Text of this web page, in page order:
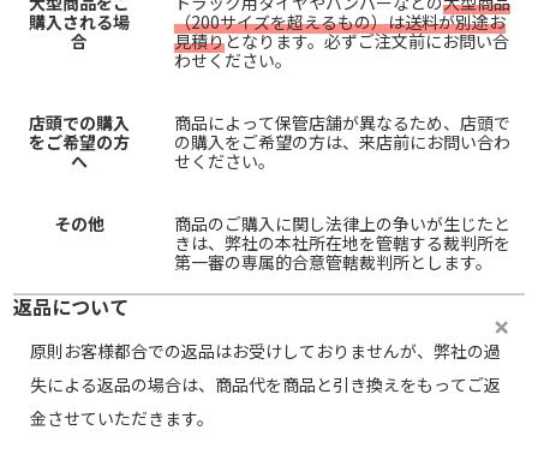
購入される場
合
（200サイズを超えるもの）は送料が別途お
見積りとなります。必ずご注文前にお問い合
わせください。
店頭での購入
をご希望の方
へ
商品によって保管店舗が異なるため、店頭で
の購入をご希望の方は、来店前にお問い合わ
せください。
その他
商品のご購入に関し法律上の争いが生じたと
きは、弊社の本社所在地を管轄する裁判所を
第一審の専属的合意管轄裁判所とします。
返品について
原則お客様都合での返品はお受けしておりませんが、弊社の過
失による返品の場合は、商品代を商品と引き換えをもってご返
金させていただきます。